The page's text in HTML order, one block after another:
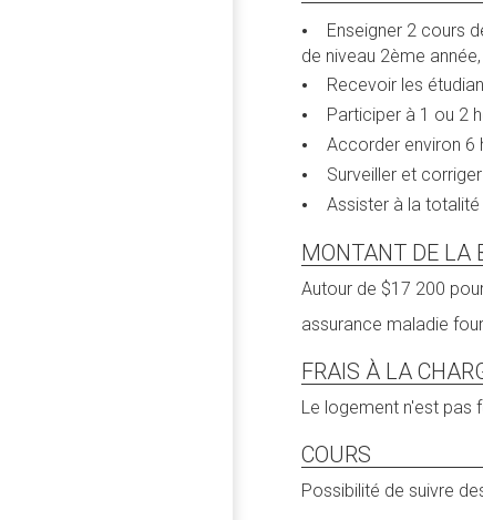
Enseigner 2 cours
de niveau 2ème
Recevoir les
Participer à 1 ou 2
Accorder environ 6
Surveiller et
Assister à la
MONTANT DE LA
Autour de $17 200
assurance maladie
FRAIS À LA
Le logement n'est pas
COURS
Possibilité de suivre